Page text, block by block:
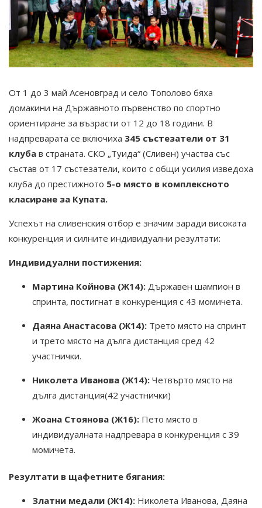
От 1 до 3 май Асеновград и село Тополово бяха
домакини на Държавното първенство по спортно
ориентиране за възрасти от 12 до 18 години. В
надпреварата се включиха 345 състезатели от 31
клуба в страната. СКО „Туида“ (Сливен) участва със
състав от 17 състезатели, които с общи усилия изведоха
клуба до престижното 5-о място в комплексното
класиране за Купата.
Успехът на сливенския отбор е значим заради високата
конкуренция и силните индивидуални резултати:
Индивидуални постижения:
Мартина Койнова (Ж14): Държавен шампион в
спринта, постигнат в конкуренция с 43 момичета.
Даяна Анастасова (Ж14): Трето място на спринт
и трето място на дълга дистанция сред 42
участнички.
Николета Иванова (Ж14): Четвърто място на
дълга дистанция(42 участнички)
Жоана Стоянова (Ж16): Пето място в
индивидуалната надпревара в конкуренция с 39
момичета.
Резултати в щафетните бягания:
Златни медали (Ж14): Николета Иванова, Даяна